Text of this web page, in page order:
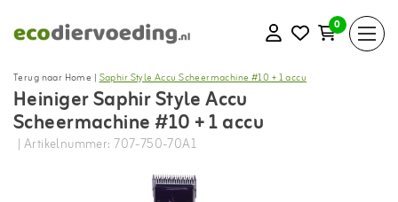
0
Terug naar Home |Saphir Style Accu Scheermachine #10 + 1 accu
Heiniger Saphir Style Accu
Scheermachine #10 + 1 accu
| Artikelnummer: 707-750-70A1